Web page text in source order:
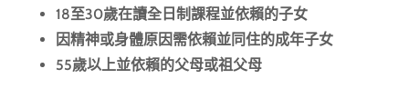
18至30歲在讀全日制課程並依賴的子女
因精神或身體原因需依賴並同住的成年子女
55歲以上並依賴的父母或祖父母